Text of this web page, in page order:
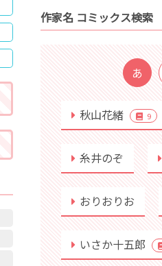
作家名 コミックス検索
あ
秋山花緒 9
糸井のぞ
おりおりお
いさか十五郎